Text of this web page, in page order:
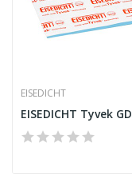
EISEDICHT